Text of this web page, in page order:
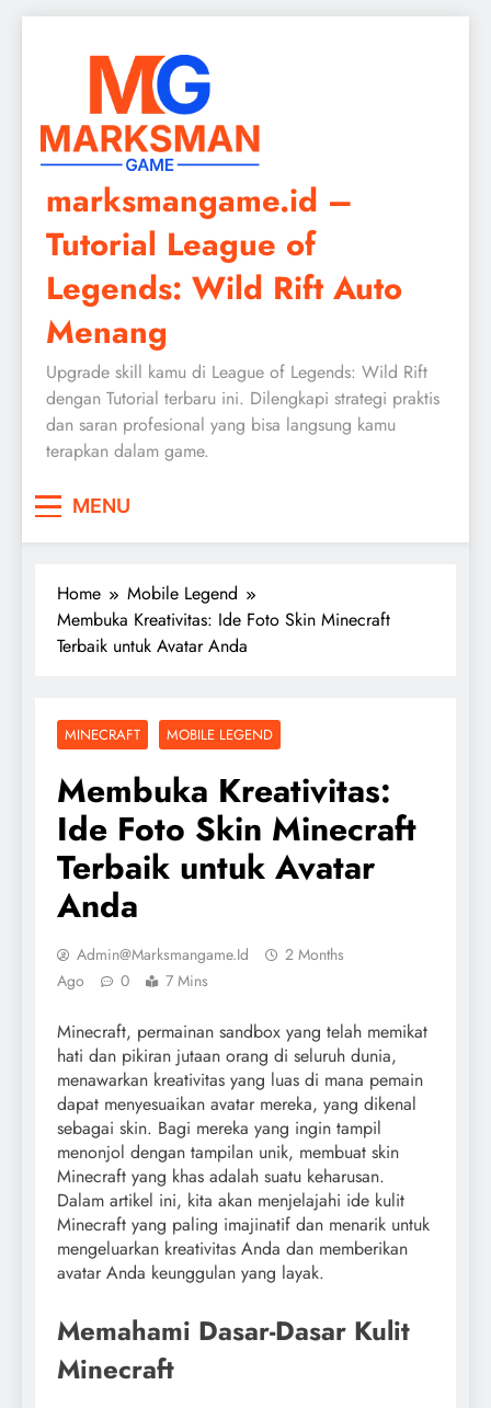
marksmangame.id –
Tutorial League of
Legends: Wild Rift Auto
Menang
Upgrade skill kamu di League of Legends: Wild Rift
dengan Tutorial terbaru ini. Dilengkapi strategi praktis
dan saran profesional yang bisa langsung kamu
terapkan dalam game.
MENU
Home
Mobile Legend
Membuka Kreativitas: Ide Foto Skin Minecraft
Terbaik untuk Avatar Anda
MINECRAFT MOBILE LEGEND
Membuka Kreativitas:
Ide Foto Skin Minecraft
Terbaik untuk Avatar
Anda
Admin@marksmangame.id
2 Months
Ago
0 7 Mins
Minecraft, permainan sandbox yang telah memikat
hati dan pikiran jutaan orang di seluruh dunia,
menawarkan kreativitas yang luas di mana pemain
dapat menyesuaikan avatar mereka, yang dikenal
sebagai skin. Bagi mereka yang ingin tampil
menonjol dengan tampilan unik, membuat skin
Minecraft yang khas adalah suatu keharusan.
Dalam artikel ini, kita akan menjelajahi ide kulit
Minecraft yang paling imajinatif dan menarik untuk
mengeluarkan kreativitas Anda dan memberikan
avatar Anda keunggulan yang layak.
Memahami Dasar-Dasar Kulit
Minecraft